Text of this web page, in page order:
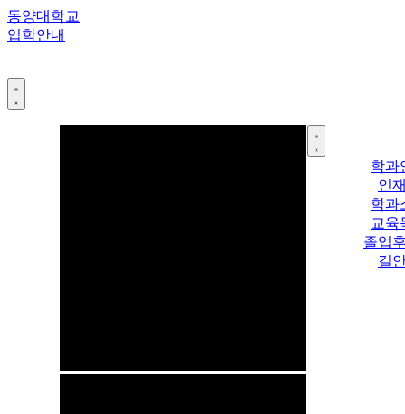
콘
텐
건
너
동양대학교
입학안내
학과
인
학과
교육
졸업
길